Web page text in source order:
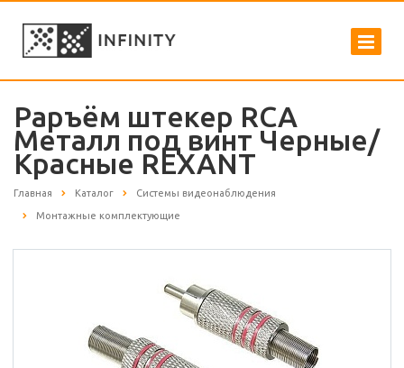
Рapъём штекер RCA
Металл под винт Черные/
Красные REXANT
Главная Каталог Системы видеонаблюдения
Монтажные комплектующие